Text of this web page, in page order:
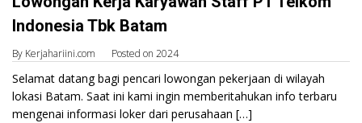
Indonesia Tbk Batam
By Kerjahariini.com Posted on 2024
Selamat datang bagi pencari lowongan pekerjaan di wilayah
lokasi Batam. Saat ini kami ingin memberitahukan info terbaru
mengenai informasi loker dari perusahaan […]